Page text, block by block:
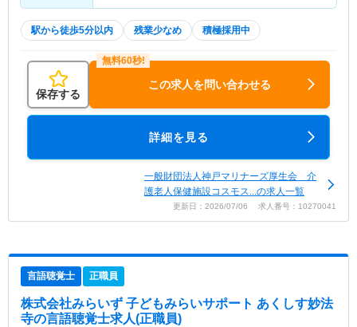
駅から徒歩5分以内 残業少なめ 積極採用中
保存する
この求人を問い合わせる
詳細を見る
一般財団法人神戸マリナーズ厚生会 介
護老人保健施設コスモス...の求人一覧
更新日：2026/07/06 求人番号：10270041
言語聴覚士 正職員
株式会社みらいず 子どもみらいサポート あくしす妙法
寺の言語聴覚士求人(正職員)